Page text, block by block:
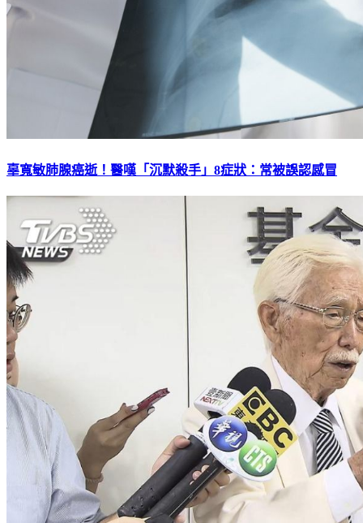
辜寬敏肺腺癌逝！醫嘆「沉默殺手」8症狀：常被誤認感冒